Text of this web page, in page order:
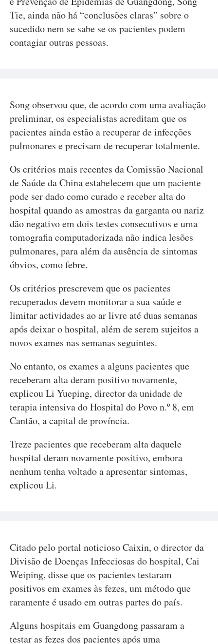
Tie, ainda não há “conclusões claras” sobre o
sucedido nem se sabe se os pacientes podem
contagiar outras pessoas.
Song observou que, de acordo com uma avaliação
preliminar, os especialistas acreditam que os
pacientes ainda estão a recuperar de infecções
pulmonares e precisam de recuperar totalmente.
Os critérios mais recentes da Comissão Nacional
de Saúde da China estabelecem que um paciente
pode ser dado como curado e receber alta do
hospital quando as amostras da garganta ou nariz
dão negativo em dois testes consecutivos e uma
tomografia computadorizada não indica lesões
pulmonares, para além da ausência de sintomas
óbvios, como febre.
Os critérios prescrevem que os pacientes
recuperados devem monitorar a sua saúde e
limitar actividades ao ar livre até duas semanas
após deixar o hospital, além de serem sujeitos a
novos exames nas semanas seguintes.
No entanto, os exames a alguns pacientes que
receberam alta deram positivo novamente,
explicou Li Yueping, director da unidade de
terapia intensiva do Hospital do Povo n.º 8, em
Cantão, a capital de província.
Treze pacientes que receberam alta daquele
hospital deram novamente positivo, embora
nenhum tenha voltado a apresentar sintomas,
explicou Li.
Citado pelo portal noticioso Caixin, o director da
Divisão de Doenças Infecciosas do hospital, Cai
Weiping, disse que os pacientes testaram
positivos em exames às fezes, um método que
raramente é usado em outras partes do país.
Alguns hospitais em Guangdong passaram a
testar as fezes dos pacientes após uma